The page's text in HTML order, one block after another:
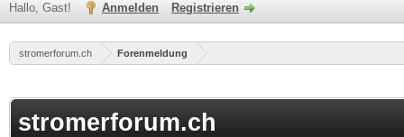
Hallo, Gast! Anmelden Registrieren
stromerforum.ch Forenmeldung
stromerforum.ch